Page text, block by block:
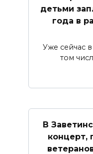
детьми
года в
Уже сейчас
том
В